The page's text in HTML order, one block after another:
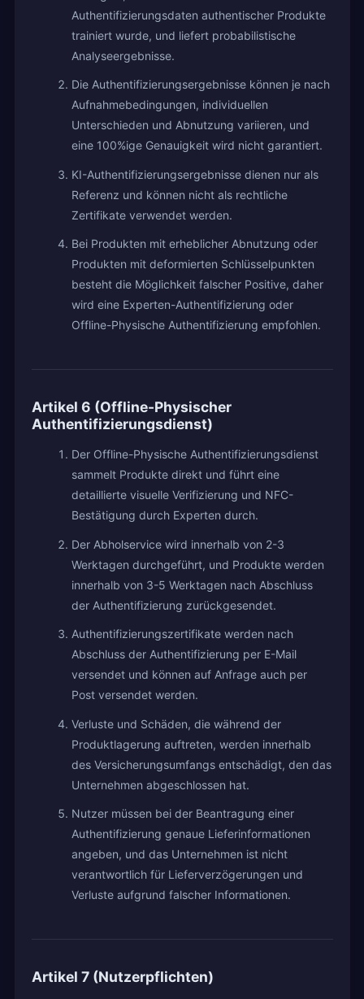
Authentifizierungsdaten authentischer Produkte
trainiert wurde, und liefert probabilistische
Analyseergebnisse.
Die Authentifizierungsergebnisse können je nach
Aufnahmebedingungen, individuellen
Unterschieden und Abnutzung variieren, und
eine 100%ige Genauigkeit wird nicht garantiert.
KI-Authentifizierungsergebnisse dienen nur als
Referenz und können nicht als rechtliche
Zertifikate verwendet werden.
Bei Produkten mit erheblicher Abnutzung oder
Produkten mit deformierten Schlüsselpunkten
besteht die Möglichkeit falscher Positive, daher
wird eine Experten-Authentifizierung oder
Offline-Physische Authentifizierung empfohlen.
Artikel 6 (Offline-Physischer
Authentifizierungsdienst)
Der Offline-Physische Authentifizierungsdienst
sammelt Produkte direkt und führt eine
detaillierte visuelle Verifizierung und NFC-
Bestätigung durch Experten durch.
Der Abholservice wird innerhalb von 2-3
Werktagen durchgeführt, und Produkte werden
innerhalb von 3-5 Werktagen nach Abschluss
der Authentifizierung zurückgesendet.
Authentifizierungszertifikate werden nach
Abschluss der Authentifizierung per E-Mail
versendet und können auf Anfrage auch per
Post versendet werden.
Verluste und Schäden, die während der
Produktlagerung auftreten, werden innerhalb
des Versicherungsumfangs entschädigt, den das
Unternehmen abgeschlossen hat.
Nutzer müssen bei der Beantragung einer
Authentifizierung genaue Lieferinformationen
angeben, und das Unternehmen ist nicht
verantwortlich für Lieferverzögerungen und
Verluste aufgrund falscher Informationen.
Artikel 7 (Nutzerpflichten)